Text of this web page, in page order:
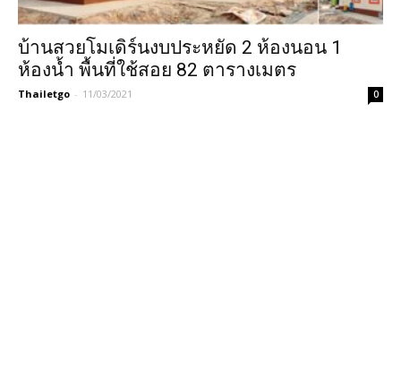
บ้านสวยโมเดิร์นงบประหยัด 2 ห้องนอน 1
ห้องน้ำ พื้นที่ใช้สอย 82 ตารางเมตร
Thailetgo - 11/03/2021 0